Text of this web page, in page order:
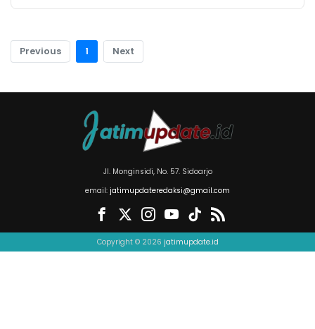
Previous 1 Next
Jl. Monginsidi, No. 57. Sidoarjo
email: jatimupdateredaksi@gmail.com
Copyright © 2026 jatimupdate.id